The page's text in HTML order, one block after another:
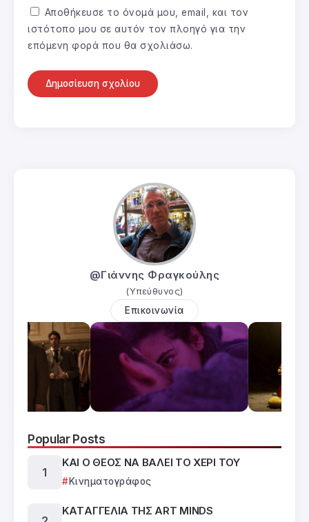
Αποθήκευσε το όνομά μου, email, και τον
ιστότοπο μου σε αυτόν τον πλοηγό για την
επόμενη φορά που θα σχολιάσω.
@Γιάννης Φραγκούλης
(Υπεύθυνος)
Επικοινωνία
Popular Posts
ΚΑΙ Ο ΘΕΟΣ ΝΑ ΒΑΛΕΙ ΤΟ ΧΕΡΙ ΤΟΥ
Κινηματογράφος
ΚΑTΑΓΓΕΛΙΑ ΤΗΣ ART MINDS